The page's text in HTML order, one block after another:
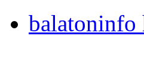
balatoninfo